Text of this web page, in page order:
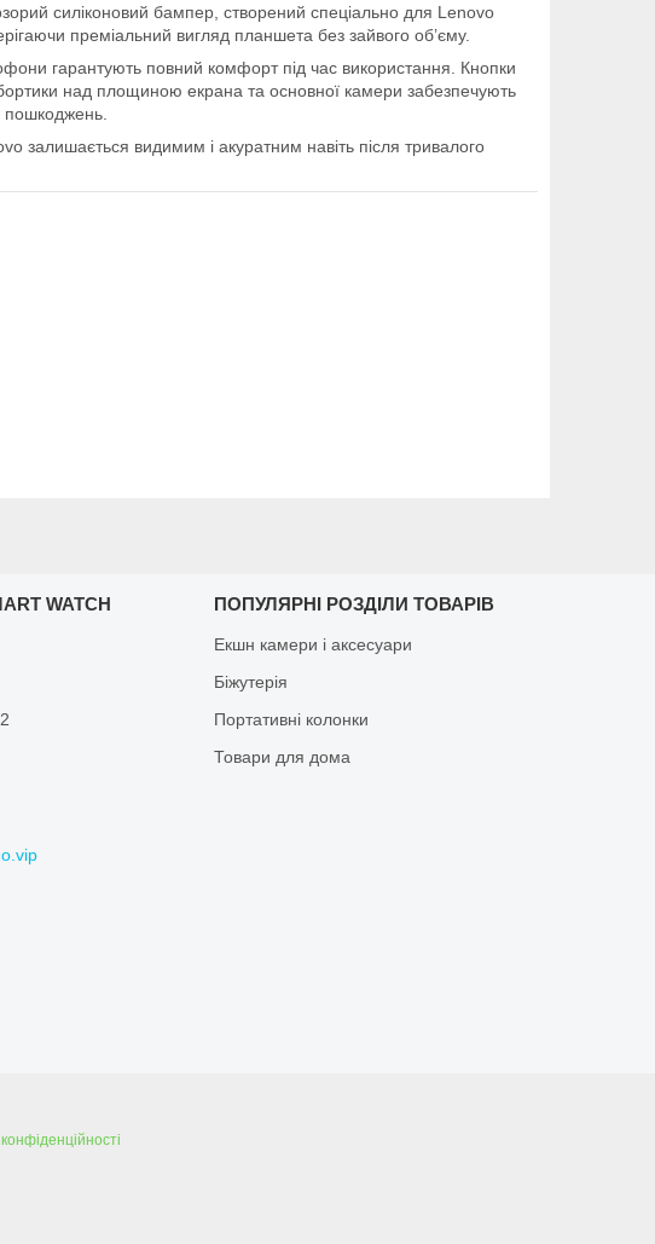
силіконовий бампер, створений спеціально для Lenovo
преміальний вигляд планшета без зайвого об’єму.
гарантують повний комфорт під час використання. Кнопки
над площиною екрана та основної камери забезпечують
залишається видимим і акуратним навіть після тривалого
WATCH ПОПУЛЯРНІ РОЗДІЛИ ТОВАРІВ
Екшн камери і аксесуари
Біжутерія
Портативні колонки
Товари для дома